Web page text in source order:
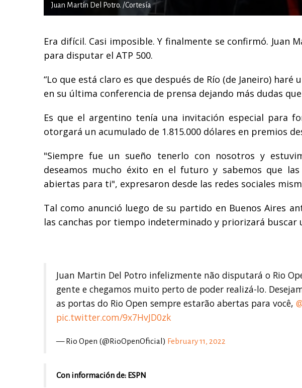
Juan Martín Del Potro. /Cortesía
Era difícil. Casi imposible. Y finalmente se confirmó. Juan
para disputar el ATP 500.
“Lo que está claro es que después de Río (de Janeiro)
en su última conferencia de prensa dejando más dudas
Es que el argentino tenía una invitación especial para
otorgará un acumulado de 1.815.000 dólares en premios
"Siempre fue un sueño tenerlo con nosotros y
deseamos mucho éxito en el futuro y sabemos que
abiertas para ti", expresaron desde las redes sociales
Tal como anunció luego de su partido en Buenos Aires
las canchas por tiempo indeterminado y priorizará buscar
Juan Martin Del Potro infelizmente não disputará o Rio
gente e chegamos muito perto de poder realizá-lo.
as portas do Rio Open sempre estarão abertas para você,
pic.twitter.com/9x7HvJD0zk
— Rio Open (@RioOpenOficial) February 11, 2022
Con información de: ESPN